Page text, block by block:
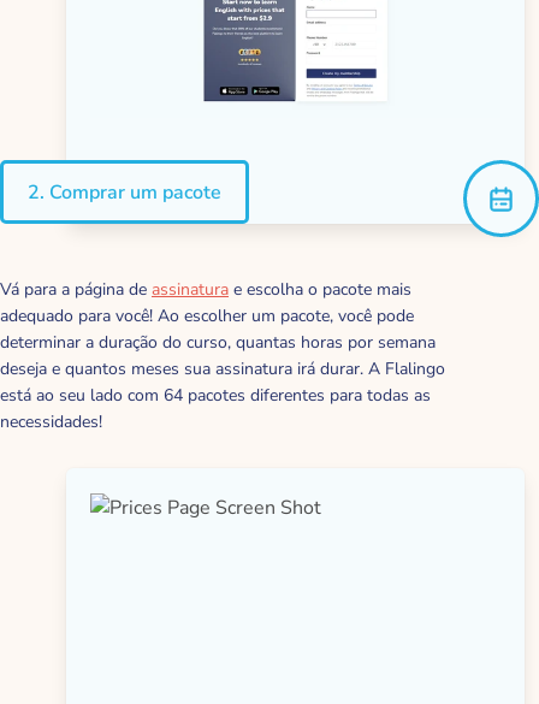
Vá para a página de assinatura e escolha o pacote mais
adequado para você! Ao escolher um pacote, você pode
determinar a duração do curso, quantas horas por semana
deseja e quantos meses sua assinatura irá durar. A Flalingo
está ao seu lado com 64 pacotes diferentes para todas as
necessidades!
2. Comprar um pacote